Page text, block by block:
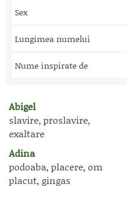
Sex
Lungimea numelui
Nume inspirate de
Abigel
slavire, proslavire,
exaltare
Adina
podoaba, placere, om
placut, gingas